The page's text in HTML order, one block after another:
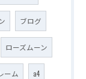
ブログ
ローズムーン
ーム a4